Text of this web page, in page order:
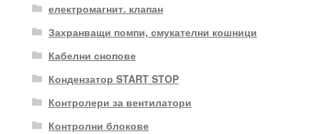
електромагнит. клапан
Захранващи помпи, смукателни кошници
Кабелни снопове
Кондензатор START STOP
Контролери за вентилатори
Контролни блокове